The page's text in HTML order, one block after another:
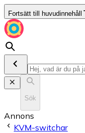
Fortsätt till huvudinnehåll
Sök
Annons
KVM-switchar